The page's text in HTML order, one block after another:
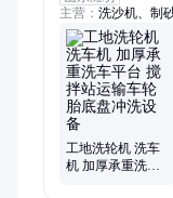
主营： 洗沙机、制
破碎机、风化石、
工地洗轮机 洗车
机 加厚承重洗车